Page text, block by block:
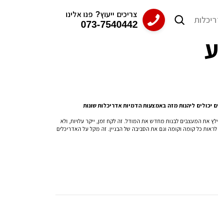
09/
31/
09/
31/
09/
31/
09/
31/
09/
31/
צריכים ייעוץ? פנו אלינו
073-7540442
ליהנות מזה באמצעות הדמיות אדריכלות שונות
את המעצבים לבנות מחדש את המודל. זה לקח זמן, ייקר עלויות, ולא
כל קומה וקומה וגם את הסביבה של הבניין. זה מקל על האדריכלים
שאלות, וליצור קשר באמצעות טופס הפנייה עם משרדי הדמייה